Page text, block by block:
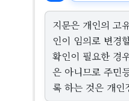
지문은 개인의 고
인이 임의로 변경
확인이 필요한 경
은 아니므로 주민
록 하는 것은 개인